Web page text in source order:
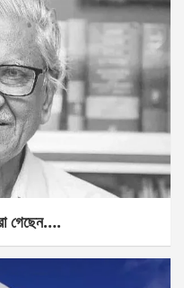
গেছেন….